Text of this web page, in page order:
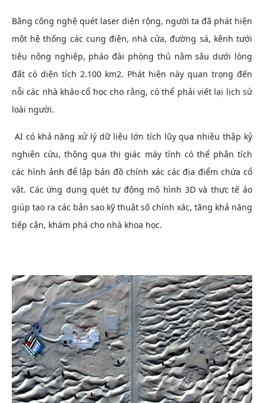
Bằng công nghệ quét laser diện rộng, người ta đã phát hiện
một hệ thống các cung điện, nhà cửa, đường sá, kênh tưới
tiêu nông nghiệp, pháo đài phòng thủ nằm sâu dưới lòng
đất có diện tích 2.100 km2. Phát hiện này quan trọng đến
nỗi các nhà khảo cổ học cho rằng, có thể phải viết lại lịch sử
loài người.
AI có khả năng xử lý dữ liệu lớn tích lũy qua nhiều thập kỷ
nghiên cứu, thông qua thị giác máy tính có thể phân tích
các hình ảnh để lập bản đồ chính xác các địa điểm chứa cổ
vật. Các ứng dụng quét tự động mô hình 3D và thực tế ảo
giúp tạo ra các bản sao kỹ thuật số chính xác, tăng khả năng
tiếp cận, khám phá cho nhà khoa học.